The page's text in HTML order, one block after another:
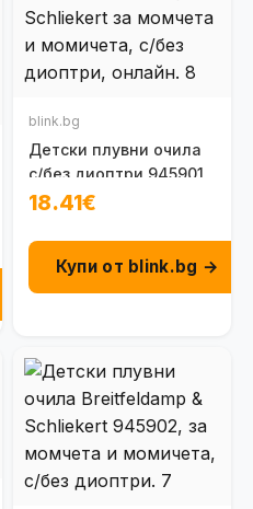
blink.bg
Детски плувни очила
с/без диоптри 945901
18.41€
Купи от blink.bg →